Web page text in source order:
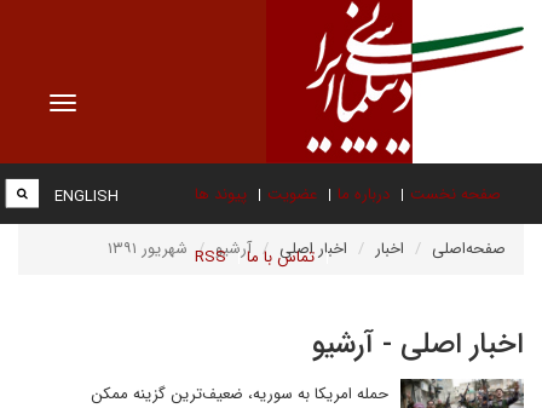
Toggle
صفحه نخست درباره ما عضویت پیوند ها
تماس با ما RSS
ENGLISH
صفحه‌اصلی اخبار اخبار اصلی آرشیو شهریور ۱۳۹۱
اخبار اصلی - آرشیو
حمله امریکا به سوریه، ضعیف‌ترین گزینه ممکن